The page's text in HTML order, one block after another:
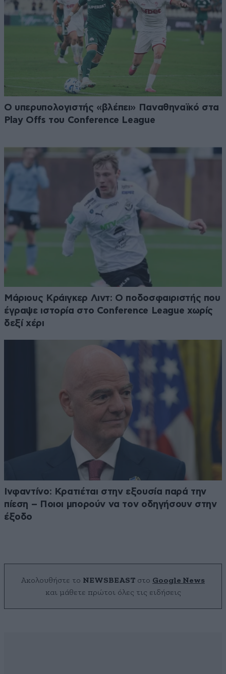
Ο υπερυπολογιστής «βλέπει» Παναθηναϊκό στα
Play Offs του Conference League
Μάριους Κράιγκερ Λιντ: Ο ποδοσφαιριστής που
έγραψε ιστορία στο Conference League χωρίς
δεξί χέρι
Ινφαντίνο: Κρατιέται στην εξουσία παρά την
πίεση – Ποιοι μπορούν να τον οδηγήσουν στην
έξοδο
Ακολουθήστε το NEWSBEAST στο Google News
και μάθετε πρώτοι όλες τις ειδήσεις